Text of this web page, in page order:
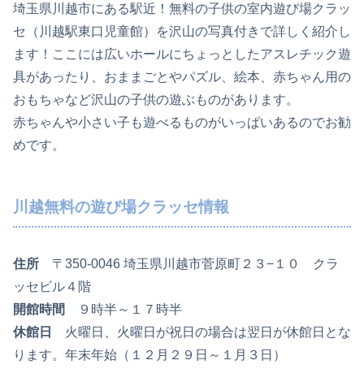
埼玉県川越市にある駅近！無料の子供の室内遊び場クラッ
セ（川越駅東口児童館）を沢山の写真付きで詳しく紹介し
ます！ここには広いホールにちょっとしたアスレチック遊
具があったり、おままごとやパズル、絵本、赤ちゃん用の
おもちゃなど沢山の子供の遊ぶものがあります。
赤ちゃんや小さい子も遊べるものがいっぱいあるのでお勧
めです。
川越無料の遊び場クラッセ情報
住所 〒350-0046 埼玉県川越市菅原町２３−１０ クラ
ッセビル４階
開館時間
９時半～１７時半
休館日
火曜日、火曜日が祝日の場合は翌日が休館日とな
ります。年末年始（１２月２９日～１月３日）